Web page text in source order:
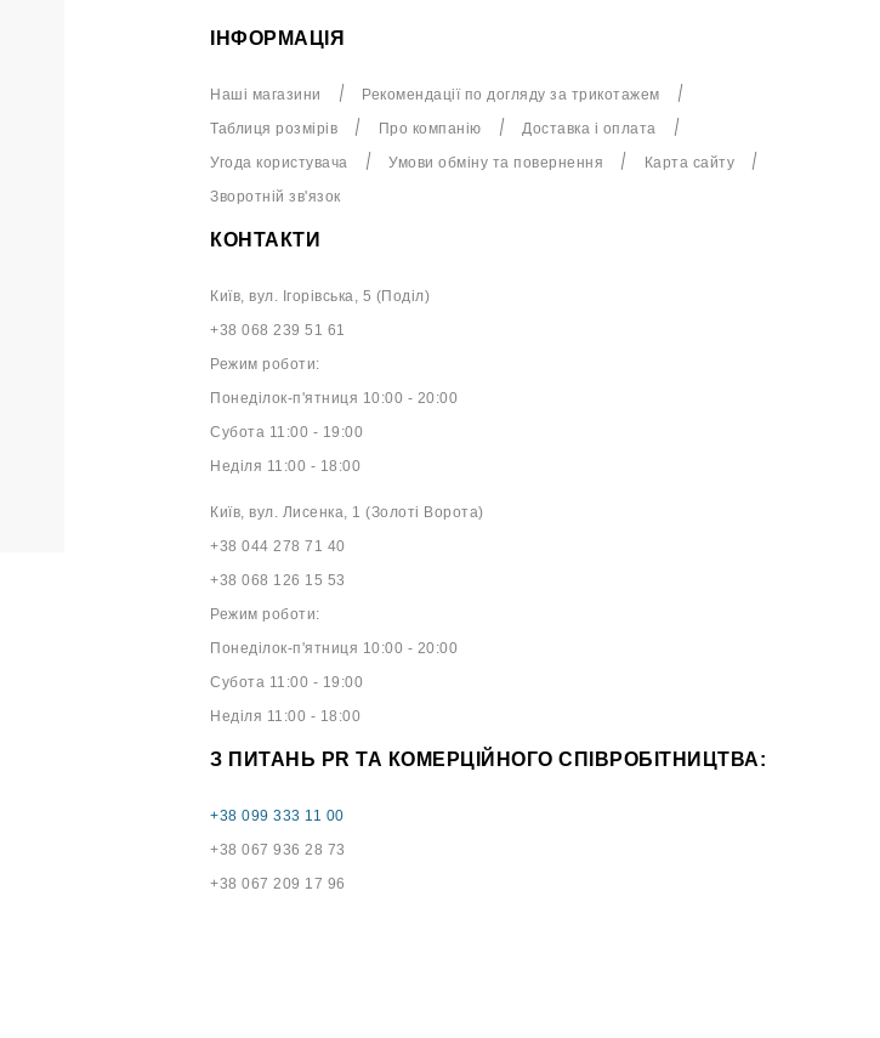
ІНФОРМАЦІЯ
Наші магазини
Рекомендації по догляду за трикотажем
Таблиця розмірів
Про компанію
Доставка і оплата
Угода користувача
Умови обміну та повернення
Карта сайту
Зворотній зв'язок
КОНТАКТИ
Київ, вул. Ігорівська, 5 (Поділ)
+38 068 239 51 61
Режим роботи:
Понеділок-п'ятниця 10:00 - 20:00
Субота 11:00 - 19:00
Неділя 11:00 - 18:00
Київ, вул. Лисенка, 1 (Золоті Ворота)
+38 044 278 71 40
+38 068 126 15 53
Режим роботи:
Понеділок-п'ятниця 10:00 - 20:00
Субота 11:00 - 19:00
Неділя 11:00 - 18:00
З ПИТАНЬ PR ТА КОМЕРЦІЙНОГО СПІВРОБІТНИЦТВА:
+38 099 333 11 00
+38 067 936 28 73
+38 067 209 17 96